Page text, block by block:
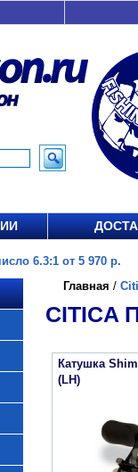
6.3:1 от 5 970 р.
Главная /
CITICA
Катушка
(LH)